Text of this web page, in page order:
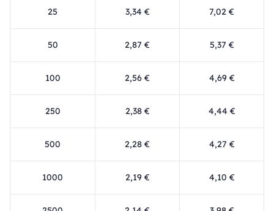
25 3,34 € 7,02 €
50 2,87 € 5,37 €
100 2,56 € 4,69 €
250 2,38 € 4,44 €
500 2,28 € 4,27 €
1000 2,19 € 4,10 €